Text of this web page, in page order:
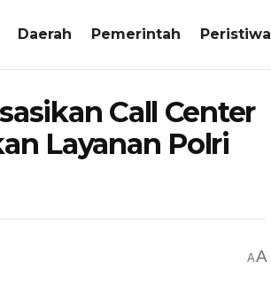
Daerah Pemerintah Peristiwa
Call Center
Layanan Polri
AA